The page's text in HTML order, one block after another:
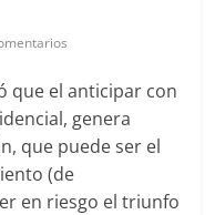
que el anticipar con
genera
que puede ser el
(de
en riesgo el triunfo